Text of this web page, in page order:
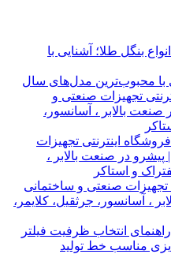
انواع بنگل طلا؛ آشنایی با
با محبوب‌ترین مدل‌های سال
تجهیزات صنعتی و
صنعت بالابر ، آسانسور،
فروشگاه اینترنتی تجهیزات
پیشرو در صنعت بالابر ،
و استاکر
تجهیزات صنعتی و ساختمانی
، آسانسور، جرثقیل، کلایمر،
راهنمای انتخاب ظرفیت فیلتر
مناسب خط تولید